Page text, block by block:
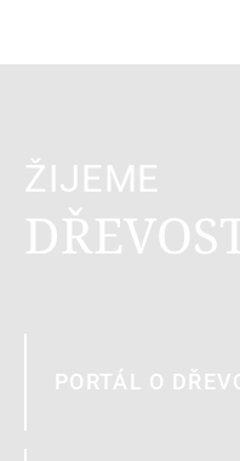
ŽIJEME
PORTÁL O